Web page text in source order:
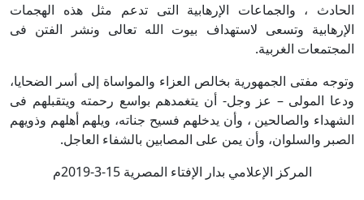
الحادث ، والجماعات الإرهابية التى تدعم مثل هذه الهجمات
الإرهابية وتسعى لاستهداف بيوت الله تعالى ونشر الفتن فى
المجتمعات الغربية.
وتوجه مفتى الجمهورية بخالص العزاء والمواساة إلى أسر الضحايا،
ودعا المولى – عز وجل- أن يتغمدهم بواسع رحمته ويتقبلهم فى
الشهداء والصالحين ، وأن يدخلهم فسيح جناته، ويلهم أهلهم وذويهم
الصبر والسلوان، وأن يمن على المصابين بالشفاء العاجل.
المركز الإعلامي بدار الإفتاء المصرية 15-3-2019م